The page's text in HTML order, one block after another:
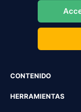
CONTENIDO
HERRAMIENTAS